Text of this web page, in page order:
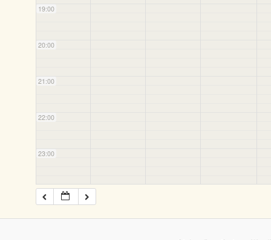
19:00
20:00
21:00
22:00
23:00